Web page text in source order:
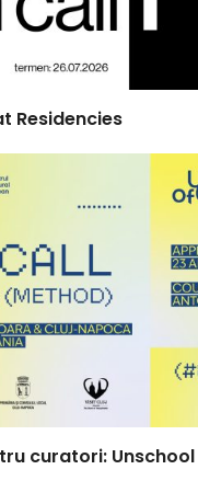
Residencies
curatori: